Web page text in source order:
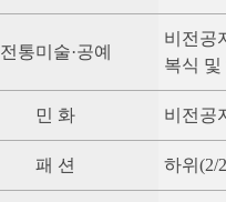
전통미술·공예
비전공
복식
민 화 비전공
패 션 하위(2/